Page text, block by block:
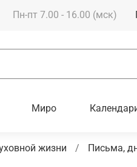
Пн-пт 7.00 - 16.00 (мск)
Миро
жизни Письма,